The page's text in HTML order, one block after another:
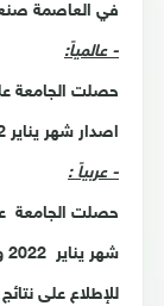
في العاصمة
- عالمياً:
اصدار شهر يناير 2022 والتي حصلت فيه على المركز 8801.
- عربياً:
شهر يناير 2022 والتي حصلت فيه على المركز 452.
للإطلاع على